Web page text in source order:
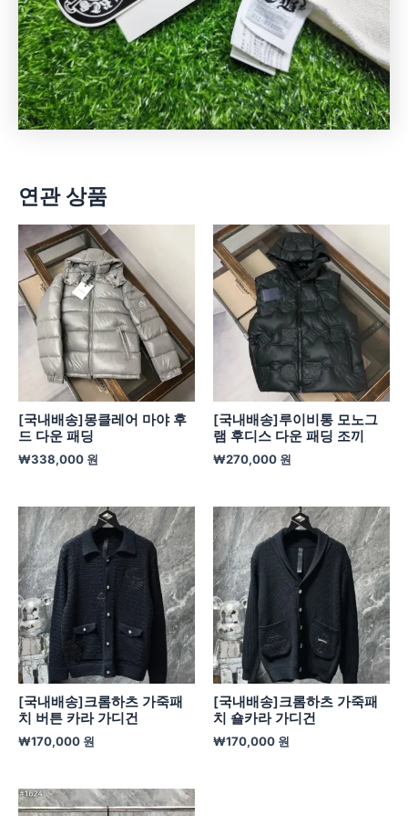
연관 상품
[국내배송]몽클레어 마야 후
드 다운 패딩
₩338,000 원
[국내배송]루이비통 모노그
램 후디스 다운 패딩 조끼
₩270,000 원
[국내배송]크롬하츠 가죽패
치 버튼 카라 가디건
₩170,000 원
[국내배송]크롬하츠 가죽패
치 숄카라 가디건
₩170,000 원